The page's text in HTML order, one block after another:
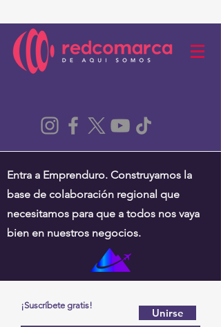
Entra a Emprenduro. Construyamos la
base de colaboración regional que
necesitamos para que a todos nos vaya
bien en nuestros negocios.
¡Suscríbete gratis!
Unirse